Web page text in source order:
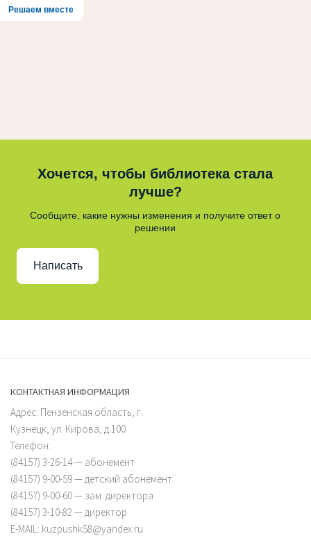
Решаем вместе
Хочется, чтобы библиотека стала
лучше?
Сообщите, какие нужны изменения и получите ответ о
решении
Написать
КОНТАКТНАЯ ИНФОРМАЦИЯ
Адрес: Пензенская область, г.
Кузнецк, ул. Кирова, д.100
Телефон:
(84157) 3-26-14 — абонемент
(84157) 9-00-59 — детский абонемент
(84157) 9-00-60 — зам. директора
(84157) 3-10-82 — директор
E-MAIL: kuzpushk58@yandex.ru